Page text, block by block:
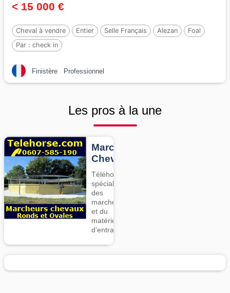
< 15 000 €
Cheval à vendre Entier Selle Français Alezan
Foal
Par : check in
Finistère Professionnel
Les pros à la une
Marcheurs
Chevaux
Téléhorse,
spécialiste
des
marcheurs
et du
matériel
d’entrainement